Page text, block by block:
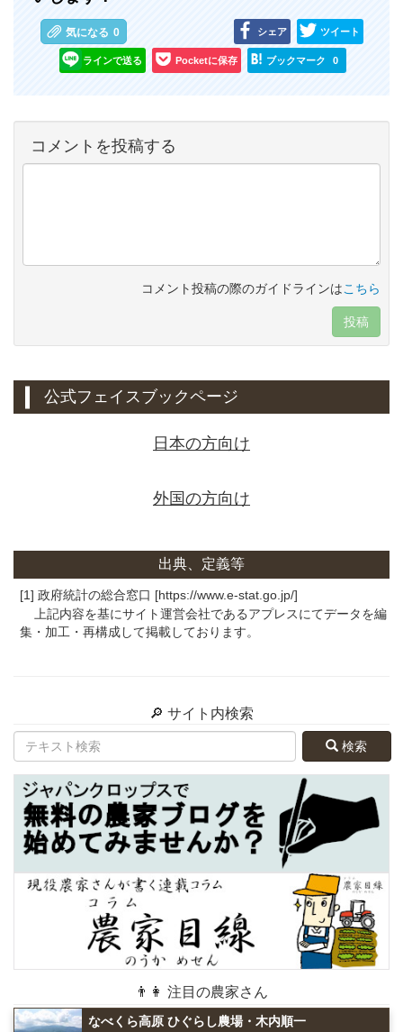
気になる 0 シェア ツイート
ラインで送る Pocketに保存 ブックマーク 0
コメントを投稿する
コメント投稿の際のガイドラインはこちら
投稿
公式フェイスブックページ
日本の方向け
外国の方向け
出典、定義等
[1] 政府統計の総合窓口 [https://www.e-stat.go.jp/]
上記内容を基にサイト運営会社であるアプレスにてデータを編
集・加工・再構成して掲載しております。
🔎 サイト内検索
検索
👨👩 注目の農家さん
なべくら高原 ひぐらし農場・木内順一